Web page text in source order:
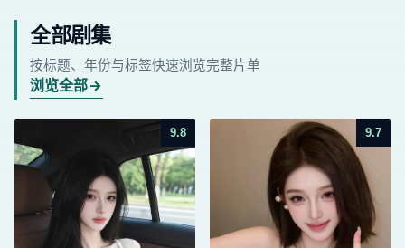
全部剧集
按标题、年份与标签快速浏览完整片单
浏览全部
9.8 9.7